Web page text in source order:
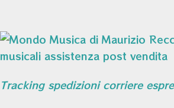
Tracking spedizioni corriere